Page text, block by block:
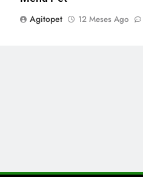
Agitopet
12 Meses Ago